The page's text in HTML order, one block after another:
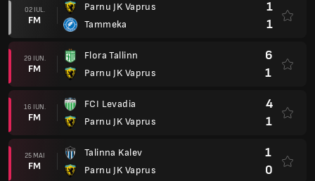
02 IUL.
FM
Parnu JK Vaprus
Tammeka
1
1
29 IUN.
FM
Flora Tallinn
Parnu JK Vaprus
6
1
16 IUN.
FM
FCI Levadia
Parnu JK Vaprus
4
1
25 MAI
FM
Talinna Kalev
Parnu JK Vaprus
1
0